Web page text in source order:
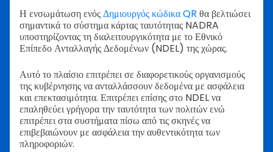
Η ενσωμάτωση ενόςΔημιουργός κώδικα QR θα βελτιώσει
σημαντικά το σύστημα κάρτας ταυτότητας NADRA
υποστηρίζοντας τη διαλειτουργικότητα με το Εθνικό
Επίπεδο Ανταλλαγής Δεδομένων (NDEL) της χώρας.
Αυτό το πλαίσιο επιτρέπει σε διαφορετικούς οργανισμούς
της κυβέρνησης να ανταλλάσσουν δεδομένα με ασφάλεια
και επεκτασιμότητα. Επιτρέπει επίσης στο NDEL να
επαληθεύει γρήγορα την ταυτότητα των πολιτών ενώ
επιτρέπει στα συστήματα πίσω από τις σκηνές να
επιβεβαιώνουν με ασφάλεια την αυθεντικότητα των
πληροφοριών.